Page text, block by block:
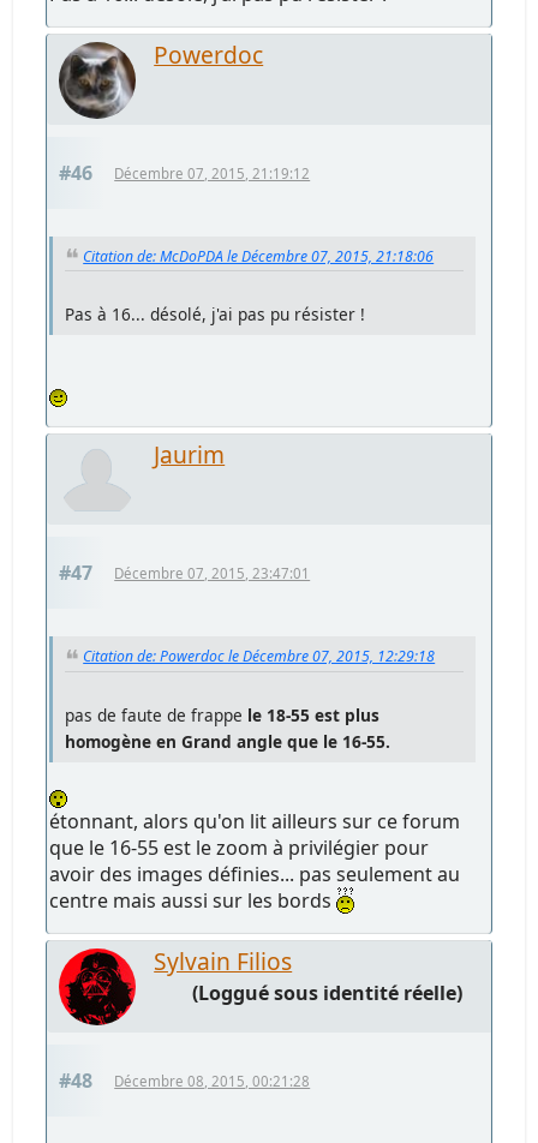
Powerdoc
#46 Décembre 07, 2015, 21:19:12
Citation de: McDoPDA le Décembre 07, 2015, 21:18:06
Pas à 16... désolé, j'ai pas pu résister !
Jaurim
#47 Décembre 07, 2015, 23:47:01
Citation de: Powerdoc le Décembre 07, 2015, 12:29:18
pas de faute de frappe le 18-55 est plus
homogène en Grand angle que le 16-55.
étonnant, alors qu'on lit ailleurs sur ce forum
que le 16-55 est le zoom à privilégier pour
avoir des images définies... pas seulement au
centre mais aussi sur les bords
Sylvain Filios
(Loggué sous identité réelle)
#48 Décembre 08, 2015, 00:21:28